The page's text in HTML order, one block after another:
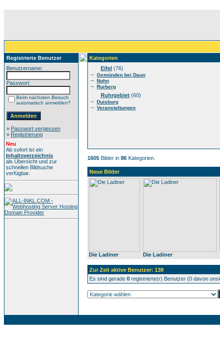
Registrierte Benutzer
Benutzername:
Passwort:
Beim nächsten Besuch
automatisch anmelden?
» Passwort vergessen
» Registrierung
Neu
Ab sofort ist ein
Inhaltsverzeichnis
als Übersicht und zur
schnellen Bildsuche
verfügbar.
Kategorien
Eifel (76)
– Gemünden bei Daun
– Nohn
– Rurberg
Ruhrgebiet (60)
– Duisburg
– Veranstaltungen
1605 Bilder in 86 Kategorien.
Neue Bilder
Die Ladiner Die Ladiner
Zur Zeit aktive Benutzer: 138
Es sind gerade 0 registrierte(r) Benutzer (0 davon